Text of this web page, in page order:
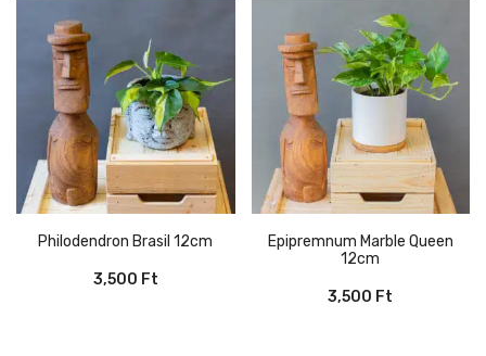
Philodendron Brasil 12cm
3,500 Ft
Epipremnum Marble Queen
12cm
3,500 Ft